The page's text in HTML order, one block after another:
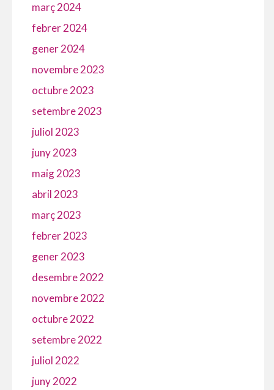
març 2024
febrer 2024
gener 2024
novembre 2023
octubre 2023
setembre 2023
juliol 2023
juny 2023
maig 2023
abril 2023
març 2023
febrer 2023
gener 2023
desembre 2022
novembre 2022
octubre 2022
setembre 2022
juliol 2022
juny 2022